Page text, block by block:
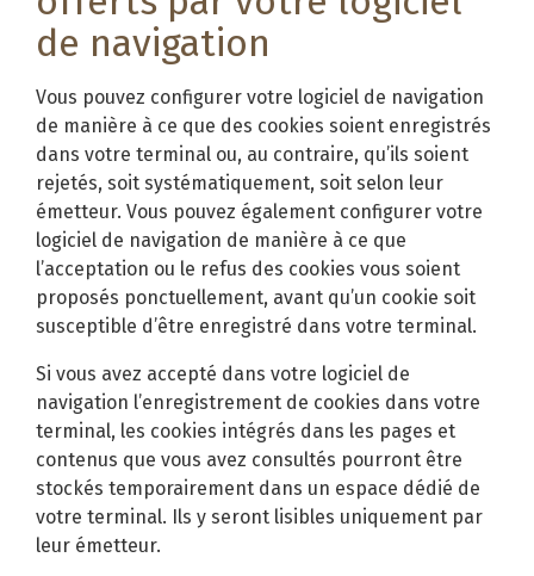
de navigation
Vous pouvez configurer votre logiciel de navigation
de manière à ce que des cookies soient enregistrés
dans votre terminal ou, au contraire, qu’ils soient
rejetés, soit systématiquement, soit selon leur
émetteur. Vous pouvez également configurer votre
logiciel de navigation de manière à ce que
l’acceptation ou le refus des cookies vous soient
proposés ponctuellement, avant qu’un cookie soit
susceptible d’être enregistré dans votre terminal.
Si vous avez accepté dans votre logiciel de
navigation l’enregistrement de cookies dans votre
terminal, les cookies intégrés dans les pages et
contenus que vous avez consultés pourront être
stockés temporairement dans un espace dédié de
votre terminal. Ils y seront lisibles uniquement par
leur émetteur.